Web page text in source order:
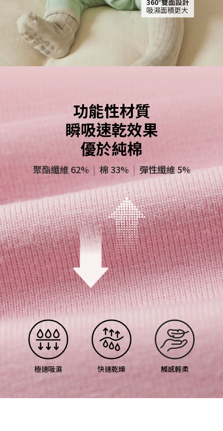
360°雙面設計
吸濕面積更大
功能性材質
瞬吸速乾效果
優於純棉
聚酯纖維 62% | 棉 33% | 彈性纖維 5%
極速吸濕 快速乾燥 觸感輕柔